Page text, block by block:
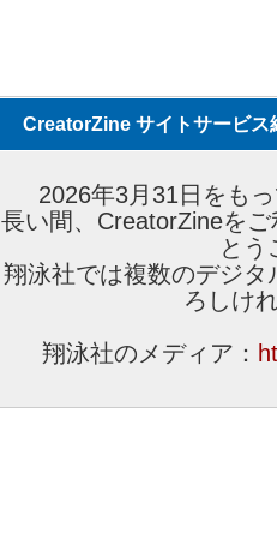
CreatorZine サイトサービス
2026年3月31日をも
長い間、CreatorZineを
とう
翔泳社では複数のデジ
ろしけ
翔泳社のメディア：